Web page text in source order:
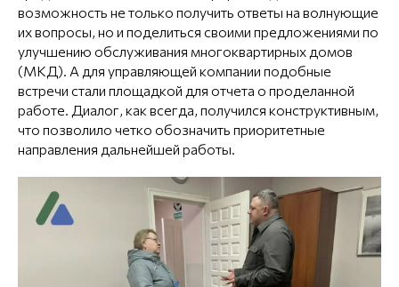
возможность не только получить ответы на волнующие
их вопросы, но и поделиться своими предложениями по
улучшению обслуживания многоквартирных домов
(МКД). А для управляющей компании подобные
встречи стали площадкой для отчета о проделанной
работе. Диалог, как всегда, получился конструктивным,
что позволило четко обозначить приоритетные
направления дальнейшей работы.